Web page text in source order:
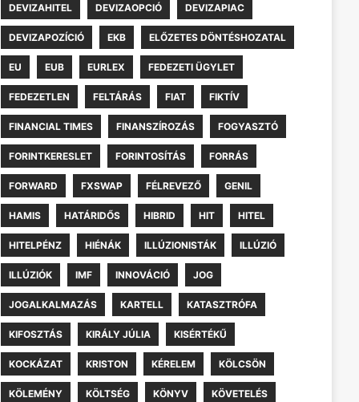
DEVIZAHITEL DEVIZAOPCIÓ DEVIZAPIAC
DEVIZAPOZÍCIÓ EKB ELŐZETES DÖNTÉSHOZATAL
EU EUB EURLEX FEDEZETI ÜGYLET
FEDEZETLEN FELTÁRÁS FIAT FIKTÍV
FINANCIAL TIMES FINANSZÍROZÁS FOGYASZTÓ
FORINTKERESLET FORINTOSÍTÁS FORRÁS
FORWARD FXSWAP FÉLREVEZŐ GENIL
HAMIS HATÁRIDŐS HIBRID HIT HITEL
HITELPÉNZ HIÉNÁK ILLÚZIONISTÁK ILLÚZIÓ
ILLÚZIÓK IMF INNOVÁCIÓ JOG
JOGALKALMAZÁS KARTELL KATASZTRÓFA
KIFOSZTÁS KIRÁLY JÚLIA KISÉRTÉKŰ
KOCKÁZAT KRISTON KÉRELEM KÖLCSÖN
KÖLEMÉNY KÖLTSÉG KÖNYV KÖVETELÉS